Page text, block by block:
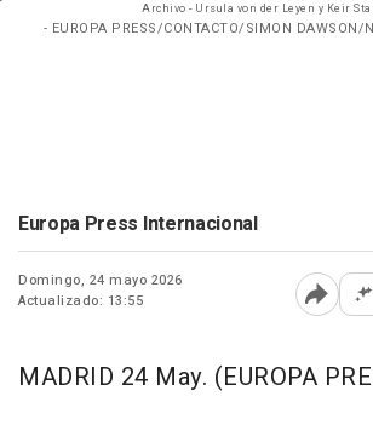
Archivo - Ursula von der Leyen y Keir
- EUROPA PRESS/CONTACTO/SIMON DAWSON/
Europa Press Internacional
Domingo, 24 mayo 2026
Actualizado: 13:55
Abrir
MADRID 24 May. (EUROPA